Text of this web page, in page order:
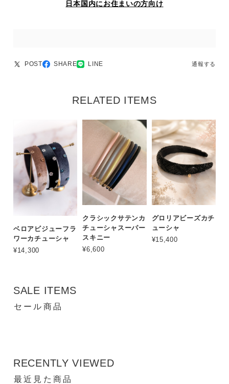
日本国内にお住まいの方向け
POST SHARE LINE 通報する
RELATED ITEMS
ベロアビジューフラ
ワーカチューシャ
¥14,300
クラシックサテンカ
チューシャスーパー
スキニー
¥6,600
グロリアビーズカチ
ューシャ
¥15,400
SALE ITEMS
セール商品
RECENTLY VIEWED
最近見た商品